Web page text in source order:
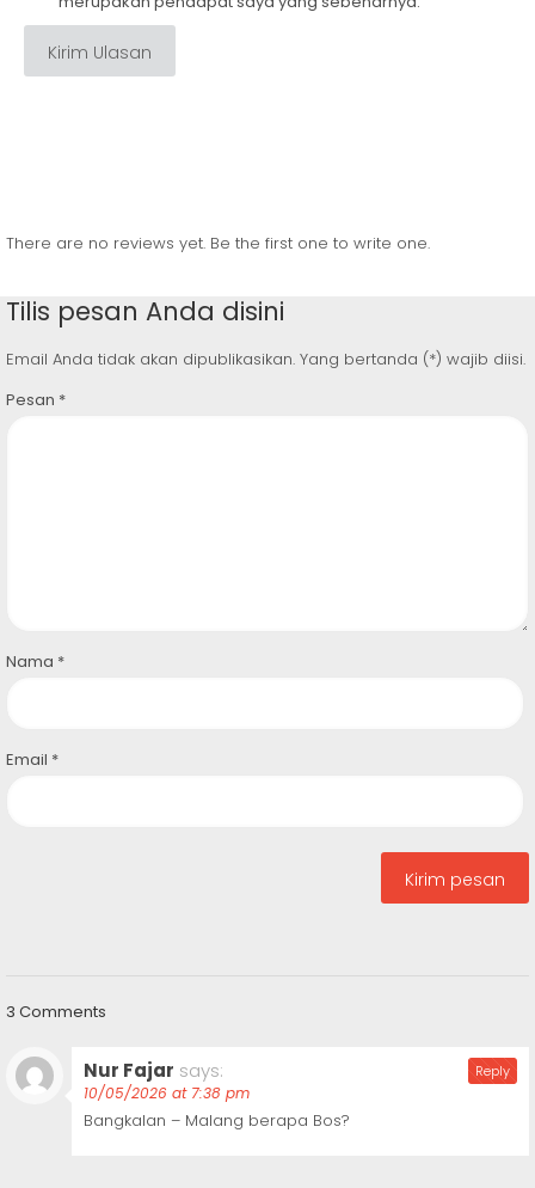
Kirim Ulasan
There are no reviews yet. Be the first one to write one.
3 Comments
Nur Fajar says:
10/05/2026 at 7:38 pm
Bangkalan – Malang berapa Bos?
Reply
Tilis pesan Anda disini
Email Anda tidak akan dipublikasikan. Yang bertanda (*) wajib diisi.
Pesan *
Nama *
Email *